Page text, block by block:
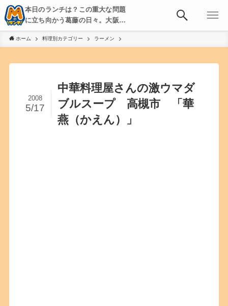
本日のランチは？この重大な問題
に立ち向かう葛藤の日々。大阪・
京都・神戸を中心とした食べ歩
き、飲み歩きを綴る。
ホーム 料理別カテゴリー ラーメン
中華料理屋さんの激ウマダ
ブルスープ 高槻市 「華
燕（かえん）」
2008
5/17